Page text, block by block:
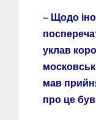
– Щодо
уклав
мав
про це